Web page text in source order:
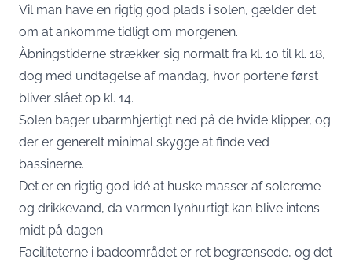
Vil man have en rigtig god plads i solen, gælder det
om at ankomme tidligt om morgenen.
Åbningstiderne strækker sig normalt fra kl. 10 til kl. 18,
dog med undtagelse af mandag, hvor portene først
bliver slået op kl. 14.
Solen bager ubarmhjertigt ned på de hvide klipper, og
der er generelt minimal skygge at finde ved
bassinerne.
Det er en rigtig god idé at huske masser af solcreme
og drikkevand, da varmen lynhurtigt kan blive intens
midt på dagen.
Faciliteterne i badeområdet er ret begrænsede, og det